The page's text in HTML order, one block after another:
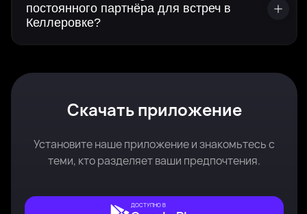
постоянного партнёра для встреч в
Келлеровке?
Скачать приложение
Установите наше приложение и знакомьтесь с
теми, кто разделяет ваши предпочтения.
ДОСТУПНО В